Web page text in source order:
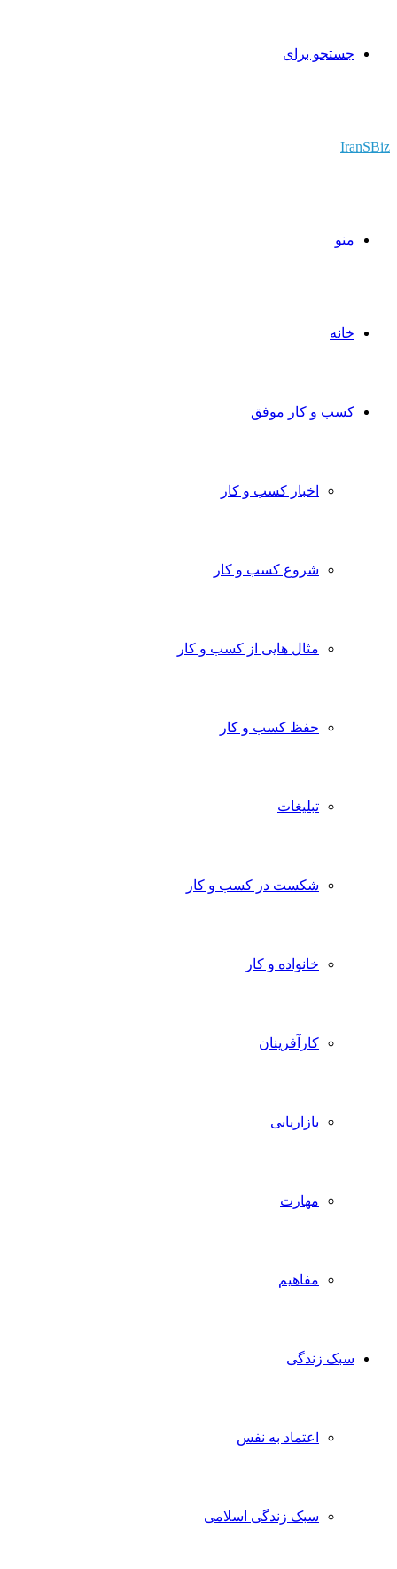
جستجو برای
IranSBiz
منو
خانه
کسب و کار موفق
اخبار کسب و کار
شروع کسب و کار
مثال هایی از کسب و کار
حفظ کسب و کار
تبلیغات
شکست در کسب و کار
خانواده و کار
کارآفرینان
بازاریابی
مهارت
مفاهیم
سبک زندگی
اعتماد به نفس
سبک زندگی اسلامی